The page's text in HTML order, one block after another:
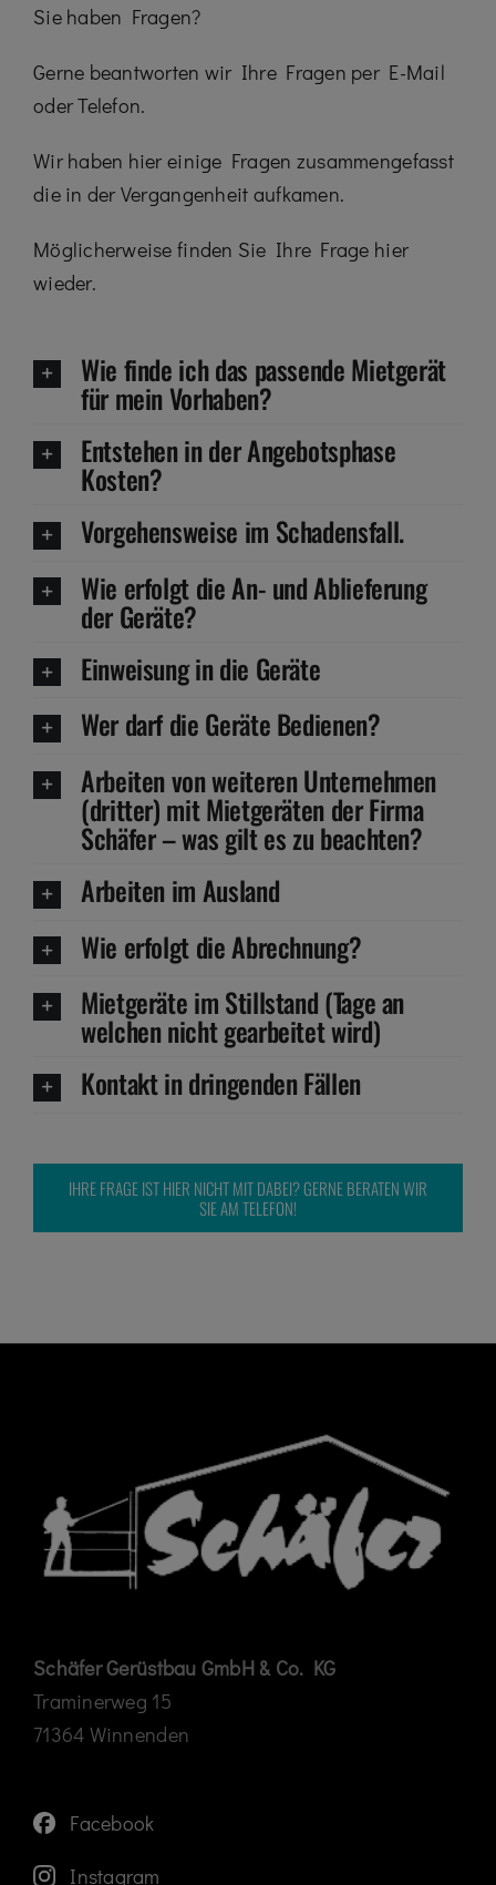
Sie haben Fragen?
Gerne beantworten wir Ihre Fragen per E-Mail
oder Telefon.
Wir haben hier einige Fragen zusammengefasst
die in der Vergangenheit aufkamen.
Möglicherweise finden Sie Ihre Frage hier
wieder.
Wie finde ich das passende Mietgerät
für mein Vorhaben?
Entstehen in der Angebotsphase
Kosten?
Vorgehensweise im Schadensfall.
Wie erfolgt die An- und Ablieferung
der Geräte?
Einweisung in die Geräte
Wer darf die Geräte Bedienen?
Arbeiten von weiteren Unternehmen
(dritter) mit Mietgeräten der Firma
Schäfer – was gilt es zu beachten?
Arbeiten im Ausland
Wie erfolgt die Abrechnung?
Mietgeräte im Stillstand (Tage an
welchen nicht gearbeitet wird)
Kontakt in dringenden Fällen
IHRE FRAGE IST HIER NICHT MIT DABEI? GERNE BERATEN WIR
SIE AM TELEFON!
Schäfer Gerüstbau GmbH & Co. KG
Traminerweg 15
71364 Winnenden
Facebook
Instagram